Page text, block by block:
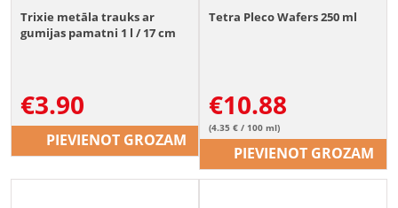
Trixie metāla trauks ar
gumijas pamatni 1 l / 17 cm
€3.90
PIEVIENOT GROZAM
Tetra Pleco Wafers 250 ml
€10.88
(4.35 € / 100 ml)
PIEVIENOT GROZAM